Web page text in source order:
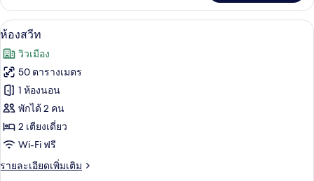
เกี่ยว
กับ
ห้อง
สไตล์
ญี่ปุ่น
เปิด
ภาพถ่าย
ทั้งหมด
ของ
ห้อง
สวีท
ห้องสวีท | ตู้นิรภัยในห้องพัก, โต๊ะทำงา
18
ห้องสวีท
วิวเมือง
50 ตารางเมตร
1 ห้องนอน
พักได้ 2 คน
2 เตียงเดี่ยว
Wi-Fi ฟรี
รายละเอียดเพิ่มเติม
ราย